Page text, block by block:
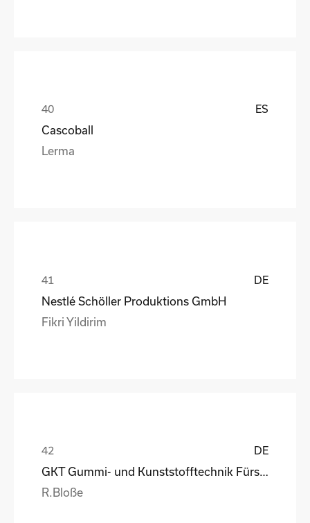
ES
Cascoball
Lerma
DE
Nestlé Schöller Produktions GmbH
Fikri Yildirim
DE
R.Bloße